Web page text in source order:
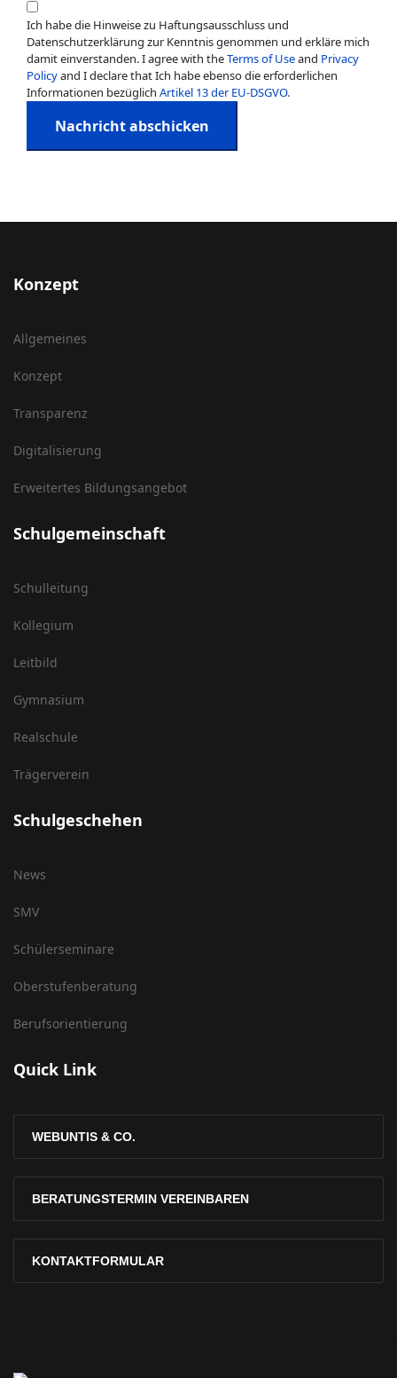
Ich habe die Hinweise zu Haftungsausschluss und
Datenschutzerklärung zur Kenntnis genommen und erkläre mich
damit einverstanden. I agree with theTerms of Useand Privacy
Policyand I declare that Ich habe ebenso die erforderlichen
Informationen bezüglich Artikel 13 der EU-DSGVO.
Nachricht abschicken
Konzept
Allgemeines
Konzept
Transparenz
Digitalisierung
Erweitertes Bildungsangebot
Schulgemeinschaft
Schulleitung
Kollegium
Leitbild
Gymnasium
Realschule
Trägerverein
Schulgeschehen
News
SMV
Schülerseminare
Oberstufenberatung
Berufsorientierung
Quick Link
WEBUNTIS & CO.
BERATUNGSTERMIN VEREINBAREN
KONTAKTFORMULAR